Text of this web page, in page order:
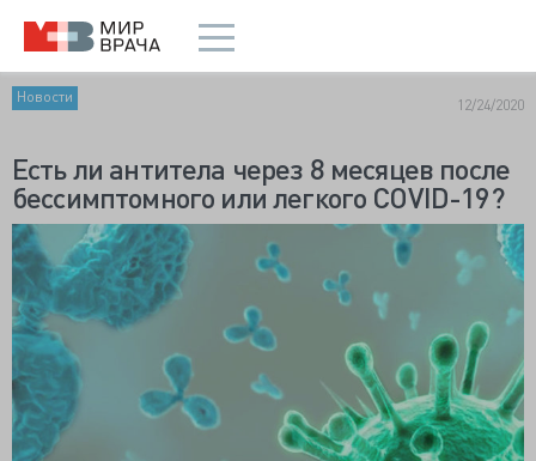
Новости 12/24/2020
Есть ли антитела через 8 месяцев после
бессимптомного или легкого COVID-19?